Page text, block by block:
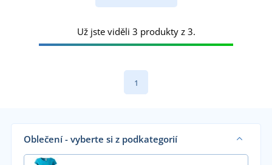
Už jste viděli 3 produkty z 3.
1
Oblečení - vyberte si z podkategorií